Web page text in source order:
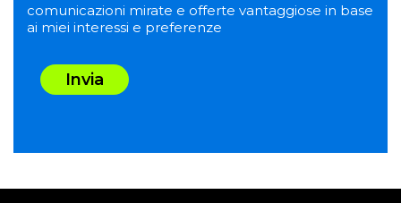
comunicazioni mirate e offerte vantaggiose in base
ai miei interessi e preferenze
Invia